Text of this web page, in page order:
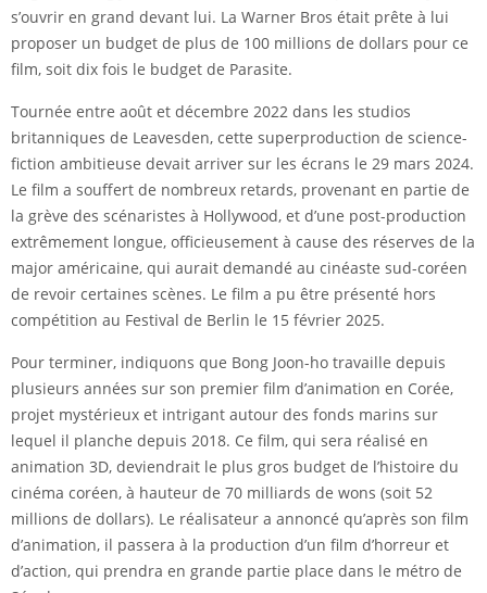
s’ouvrir en grand devant lui. La Warner Bros était prête à lui
proposer un budget de plus de 100 millions de dollars pour ce
film, soit dix fois le budget de Parasite.
Tournée entre août et décembre 2022 dans les studios
britanniques de Leavesden, cette superproduction de science-
fiction ambitieuse devait arriver sur les écrans le 29 mars 2024.
Le film a souffert de nombreux retards, provenant en partie de
la grève des scénaristes à Hollywood, et d’une post-production
extrêmement longue, officieusement à cause des réserves de la
major américaine, qui aurait demandé au cinéaste sud-coréen
de revoir certaines scènes. Le film a pu être présenté hors
compétition au Festival de Berlin le 15 février 2025.
Pour terminer, indiquons que Bong Joon-ho travaille depuis
plusieurs années sur son premier film d’animation en Corée,
projet mystérieux et intrigant autour des fonds marins sur
lequel il planche depuis 2018. Ce film, qui sera réalisé en
animation 3D, deviendrait le plus gros budget de l’histoire du
cinéma coréen, à hauteur de 70 milliards de wons (soit 52
millions de dollars). Le réalisateur a annoncé qu’après son film
d’animation, il passera à la production d’un film d’horreur et
d’action, qui prendra en grande partie place dans le métro de